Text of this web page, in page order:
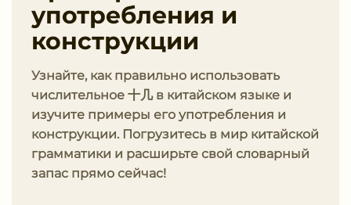
употребления и
конструкции
Узнайте, как правильно использовать
числительное ⼗⼏ в китайском языке и
изучите примеры его употребления и
конструкции. Погрузитесь в мир китайской
грамматики и расширьте свой словарный
запас прямо сейчас!